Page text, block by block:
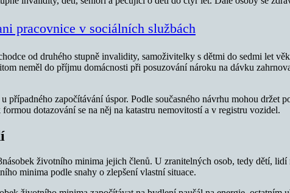
pracovnice v sociálních službách
od druhého stupně invalidity, samoživitelky s dětmi do sedmi let
neměl do příjmu domácnosti při posuzování nároku na dávku
případného započítávání úspor. Podle současného návrhu mohou držet
dotazování se na něj na katastru nemovitostí a v registru vozidel.
životního minima jejich členů. U zranitelných osob, tedy dětí,
minima podle snahy o zlepšení vlastní situace.